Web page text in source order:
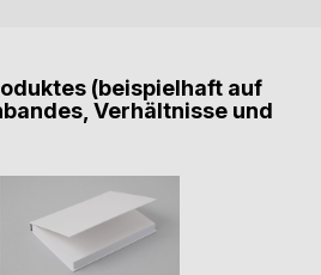
(beispielhaft auf
Verhältnisse und